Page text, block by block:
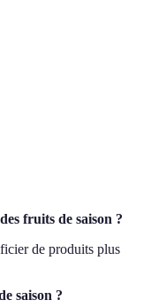
fruits de saison ?
de produits plus
saison ?